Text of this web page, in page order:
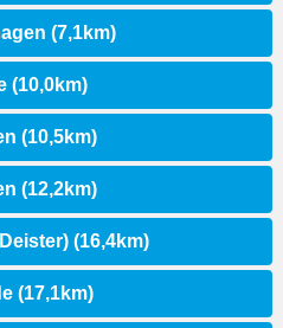
(7,1km)
(10,0km)
(10,5km)
(12,2km)
(16,4km)
(17,1km)